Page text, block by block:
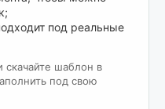
под реальные
шаблон в
под свою